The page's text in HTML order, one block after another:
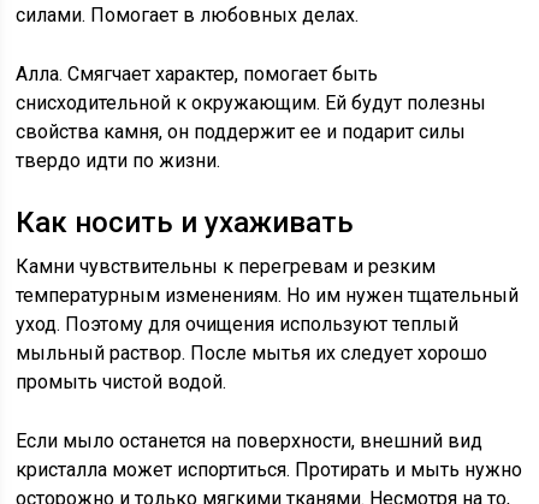
силами. Помогает в любовных делах.
Алла. Смягчает характер, помогает быть
снисходительной к окружающим. Ей будут полезны
свойства камня, он поддержит ее и подарит силы
твердо идти по жизни.
Как носить и ухаживать
Камни чувствительны к перегревам и резким
температурным изменениям. Но им нужен тщательный
уход. Поэтому для очищения используют теплый
мыльный раствор. После мытья их следует хорошо
промыть чистой водой.
Если мыло останется на поверхности, внешний вид
кристалла может испортиться. Протирать и мыть нужно
осторожно и только мягкими тканями. Несмотря на то,